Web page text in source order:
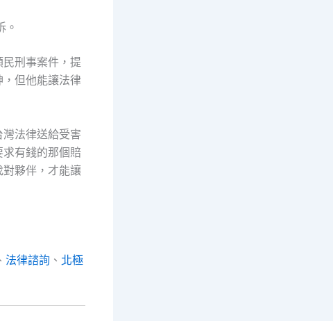
。
刑事案件，提
但他能讓法律
灣法律送給受害
有錢的那個賠
夥伴，才能讓
法律諮詢 、 北極